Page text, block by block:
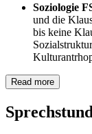
Soziologie
und die
bis keine
Read more